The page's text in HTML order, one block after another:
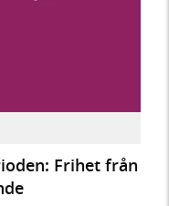
Frihet från